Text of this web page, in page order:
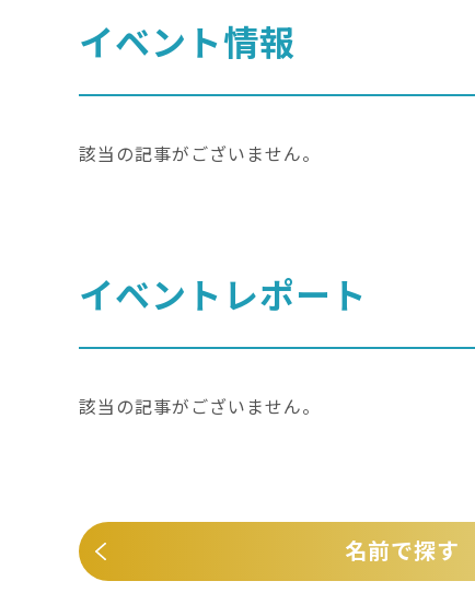
イベント情報
該当の記事がございません。
イベントレポート
該当の記事がございません。
名前で探す